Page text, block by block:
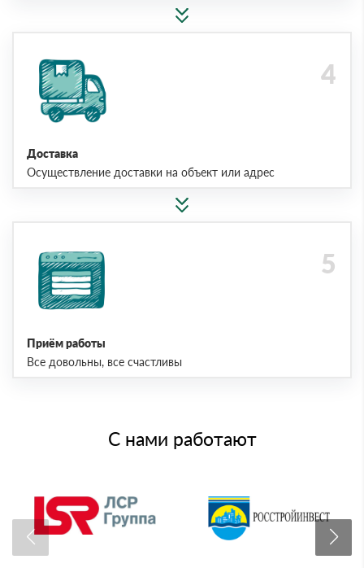
Доставка
Осуществление доставки на объект или адрес
Приём работы
Все довольны, все счастливы
С нами работают